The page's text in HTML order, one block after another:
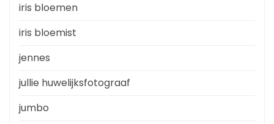
iris bloemen
iris bloemist
jennes
jullie huwelijksfotograaf
jumbo